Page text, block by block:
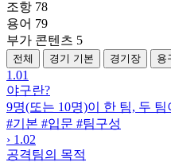
조항 78
용어 79
부가 콘텐츠 5
전체 경기 기본 경기장 용
1.01
야구란?
9명(또는 10명)이 한 팀, 두
#기본 #입문 #팀구성
› 1.02
공격팀의 목적